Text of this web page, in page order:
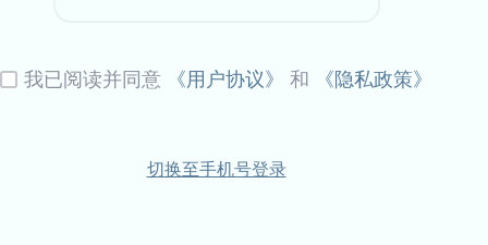
我已阅读并同意 《用户协议》 和 《隐私政策》
切换至手机号登录